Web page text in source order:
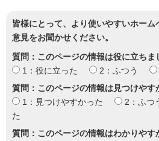
皆様にとって、より使いやすいホー
意見をお聞かせください。
質問：このページの情報は役に立ちま
1：役に立った
2：ふつう
質問：このページの情報は見つけやす
1：見つけやすかった
2：ふつ
た
質問：このページの情報はわかりやす